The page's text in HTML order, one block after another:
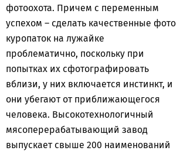
фотоохота. Причем с переменным
успехом – сделать качественные фото
куропаток на лужайке
проблематично, поскольку при
попытках их сфотографировать
вблизи, у них включается инстинкт, и
они убегают от приближающегося
человека. Высокотехнологичный
мясоперерабатывающий завод
выпускает свыше 200 наименований